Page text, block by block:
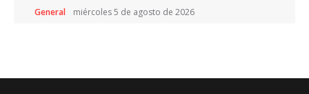
General miércoles 5 de agosto de 2026